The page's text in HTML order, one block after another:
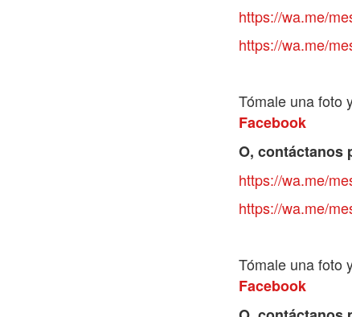
https://wa.me/
https://wa.me/
Tómale una foto
Facebook
O, contáctanos
https://wa.me/
https://wa.me/
Tómale una foto
Facebook